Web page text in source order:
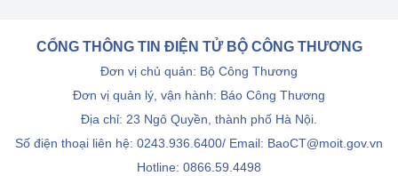
CỔNG THÔNG TIN ĐIỆN TỬ BỘ CÔNG THƯƠNG
Đơn vị chủ quản: Bộ Công Thương
Đơn vị quản lý, vận hành: Báo Công Thương
Địa chỉ: 23 Ngô Quyền, thành phố Hà Nội.
Số điện thoại liên hệ: 0243.936.6400/ Email: BaoCT@moit.gov.vn
Hotline: 0866.59.4498